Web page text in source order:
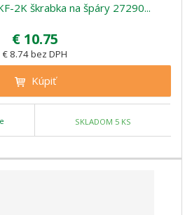
2K škrabka na špáry 27290...
€ 10.75
€ 8.74 bez DPH
Kúpiť
SKLADOM 5 KS